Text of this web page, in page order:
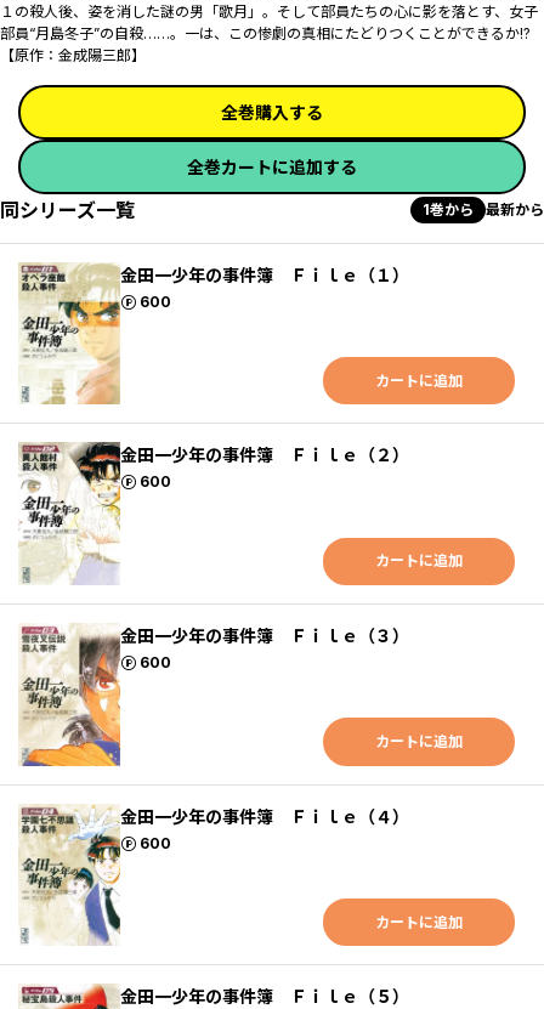
１の殺人後、姿を消した謎の男「歌月」。そして部員たちの心に影を落とす、女子
部員“月島冬子”の自殺……。一は、この惨劇の真相にたどりつくことができるか!?
【原作：金成陽三郎】
全巻購入する
全巻カートに追加する
同シリーズ一覧 1巻から 最新から
金田一少年の事件簿 Ｆｉｌｅ（１）
600
ポイント
カートに追加
金田一少年の事件簿 Ｆｉｌｅ（２）
600
ポイント
カートに追加
金田一少年の事件簿 Ｆｉｌｅ（３）
600
ポイント
カートに追加
金田一少年の事件簿 Ｆｉｌｅ（４）
600
ポイント
カートに追加
金田一少年の事件簿 Ｆｉｌｅ（５）